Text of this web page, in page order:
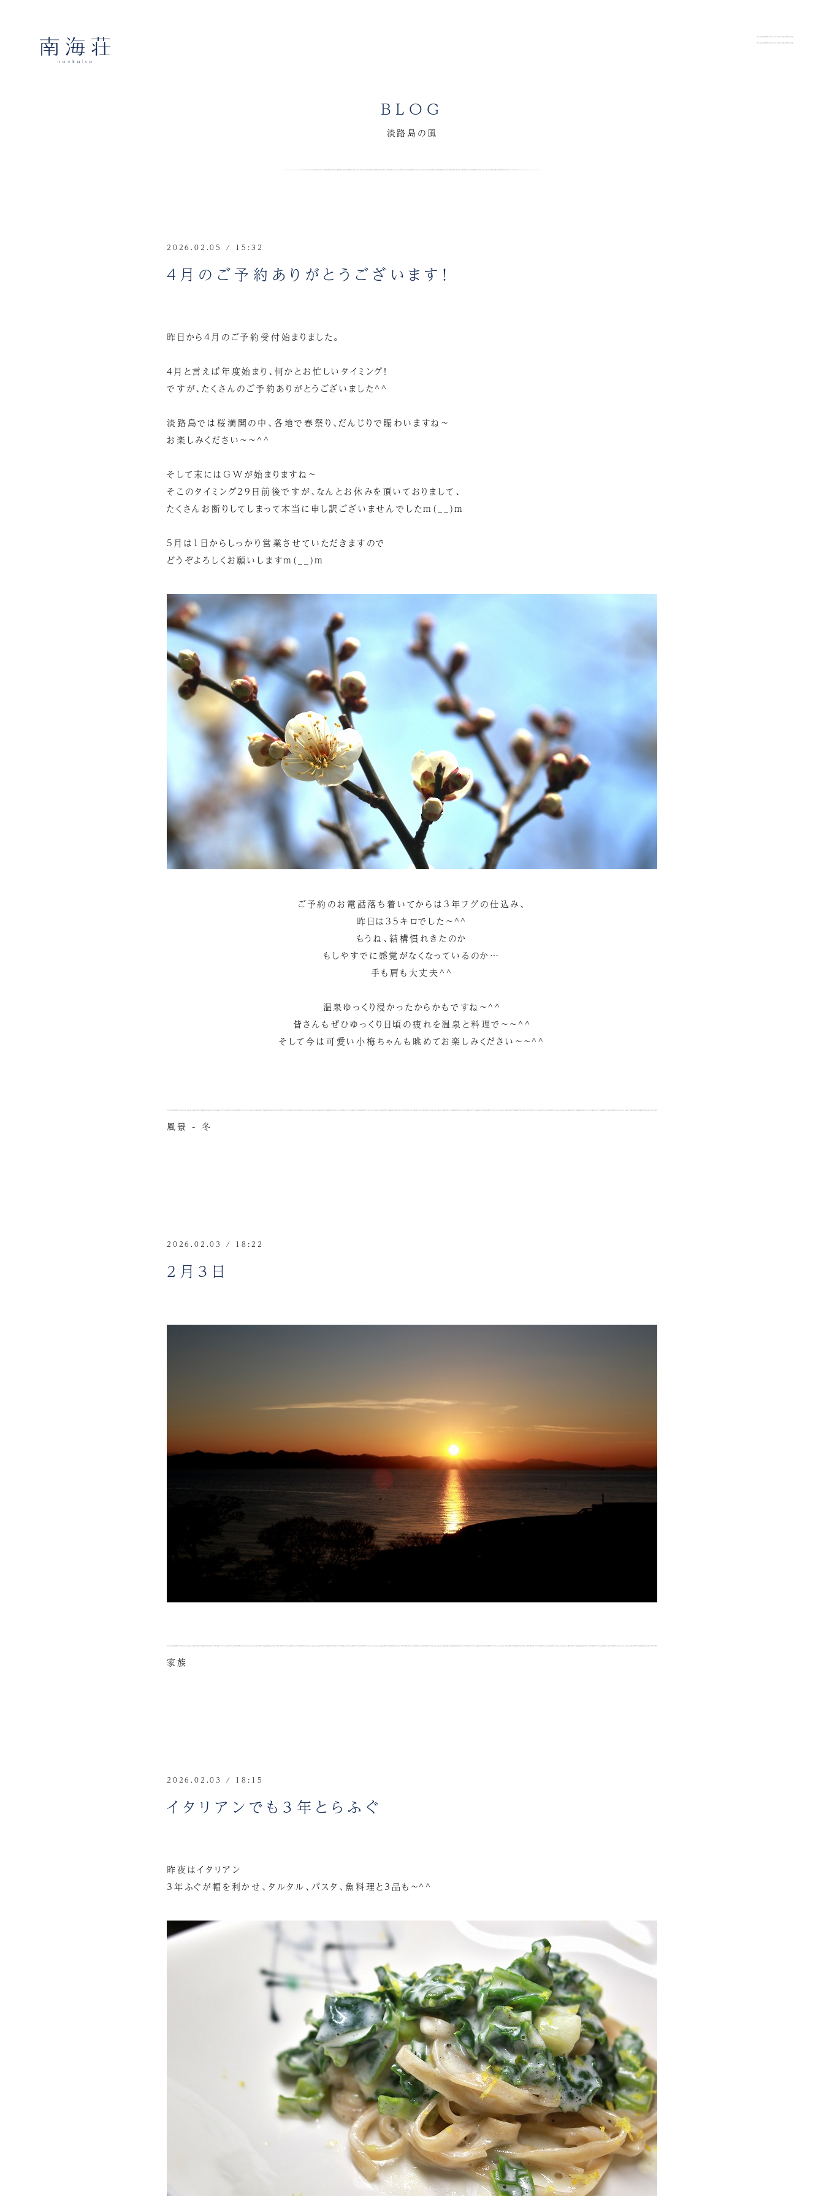
BLOG
淡路島の風
2026.02.05 / 15:32
4月のご予約ありがとうございます！
昨日から4月のご予約受付始まりました。
4月と言えば年度始まり、何かとお忙しいタイミング！
ですが、たくさんのご予約ありがとうございました^^
淡路島では桜満開の中、各地で春祭り、だんじりで賑わいますね～
お楽しみください～～^^
そして末にはGWが始まりますね～
そこのタイミング29日前後ですが、なんとお休みを頂いておりまして、
たくさんお断りしてしまって本当に申し訳ございませんでしたm(__)m
5月は1日からしっかり営業させていただきますので
どうぞよろしくお願いしますm(__)m
ご予約のお電話落ち着いてからは3年フグの仕込み、
昨日は35キロでした～^^
もうね、結構慣れきたのか
もしやすでに感覚がなくなっているのか…
手も肩も大丈夫^^
温泉ゆっくり浸かったからかもですね～^^
皆さんもぜひゆっくり日頃の疲れを温泉と料理で～～^^
そして今は可愛い小梅ちゃんも眺めてお楽しみください～～^^
風景 - 冬
2026.02.03 / 18:22
2月3日
家族
2026.02.03 / 18:15
イタリアンでも3年とらふぐ
昨夜はイタリアン
3年ふぐが幅を利かせ、タルタル、パスタ、魚料理と3品も～^^